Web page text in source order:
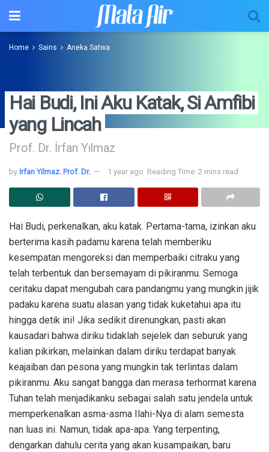
Home Sains Aneka Satwa
Hai Budi, Ini Aku Katak, Si Amfibi
yang Lincah
Prof. Dr. İrfan Yılmaz
by Irfan Yilmaz. Prof. Dr. 1 year ago Reading Time: 2 mins read
Hai Budi, perkenalkan, aku katak. Pertama-tama, izinkan aku
berterima kasih padamu karena telah memberiku
kesempatan mengoreksi dan memperbaiki citraku yang
telah terbentuk dan bersemayam di pikiranmu. Semoga
ceritaku dapat mengubah cara pandangmu yang mungkin jijik
padaku karena suatu alasan yang tidak kuketahui apa itu
hingga detik ini! Jika sedikit direnungkan, pasti akan
kausadari bahwa diriku tidaklah sejelek dan seburuk yang
kalian pikirkan, melainkan dalam diriku terdapat banyak
keajaiban dan pesona yang mungkin tak terlintas dalam
pikiranmu. Aku sangat bangga dan merasa terhormat karena
Tuhan telah menjadikanku sebagai salah satu jendela untuk
memperkenalkan asma-asma Ilahi-Nya di alam semesta
nan luas ini. Namun, tidak apa-apa. Yang terpenting,
dengarkan dahulu cerita yang akan kusampaikan, baru